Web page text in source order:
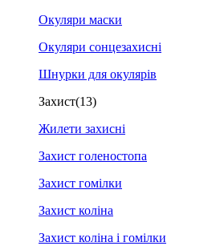
Окуляри маски
Окуляри сонцезахисні
Шнурки для окулярів
Захист(13)
Жилети захисні
Захист голеностопа
Захист гомілки
Захист коліна
Захист коліна і гомілки